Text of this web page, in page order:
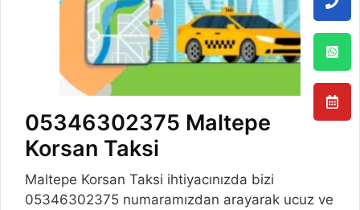
05346302375 Maltepe
Korsan Taksi
Maltepe Korsan Taksi ihtiyacınızda bizi
05346302375 numaramızdan arayarak ucuz ve